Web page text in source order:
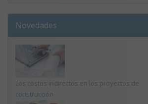
Novedades
Los costos indirectos en los proyectos de
construcción